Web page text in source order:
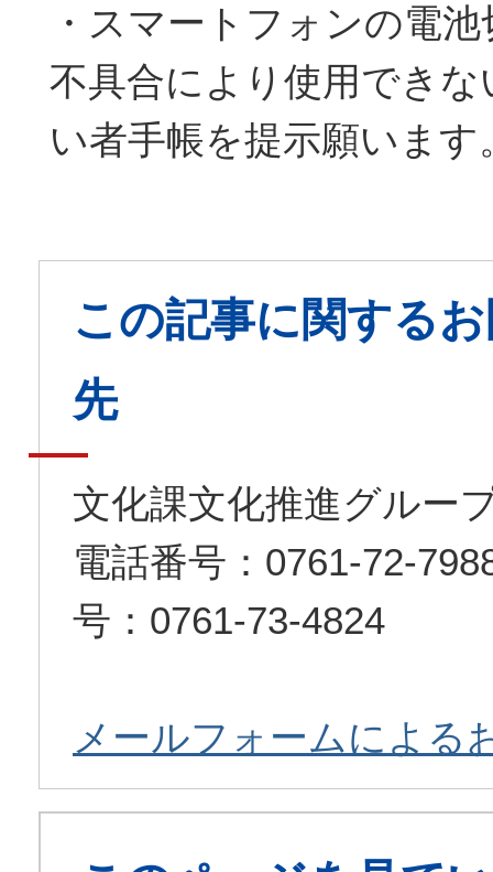
・スマートフォンの電
不具合により使用でき
い者手帳を提示願います
この記事に関する
先
文化課文化推進グルー
電話番号：0761-72-
号：0761-73-4824
メールフォームによる